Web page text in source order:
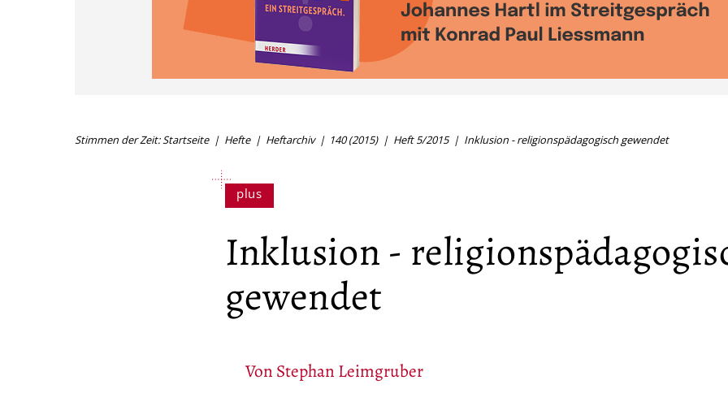
Stimmen der Zeit: Startseite Hefte Heftarchiv 140 (2015) Heft 5/2015 Inklusion - religionspädagogisch gewendet
Inklusion -
gewendet
Von Stephan Leimgruber